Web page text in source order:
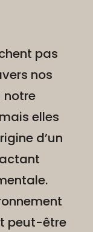
pas
nos
notre
elles
d’un
peut-être